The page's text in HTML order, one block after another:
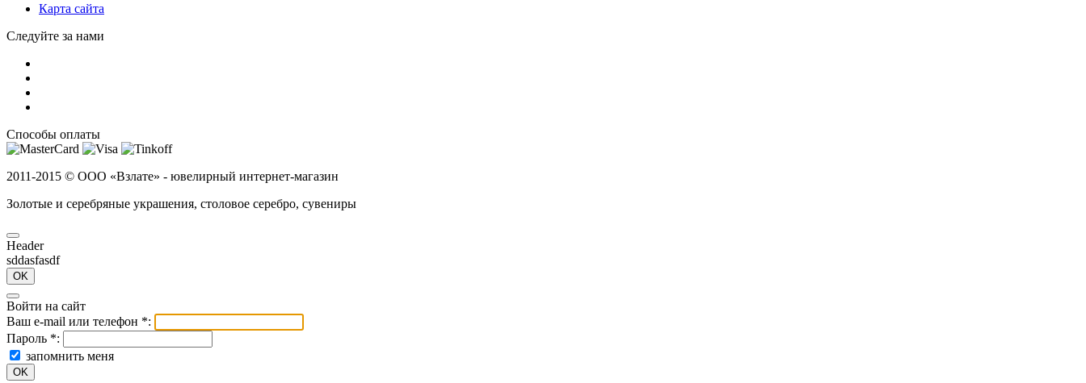
Карта сайта
Следуйте за нами
Способы оплаты
2011-2015 © ООО «Взлате» - ювелирный интернет-магазин
Золотые и серебряные украшения, столовое серебро, сувениры
Header
sddasfasdf
OK
Войти на сайт
Ваш e-mail или телефон *:
Пароль *:
запомнить меня
OK